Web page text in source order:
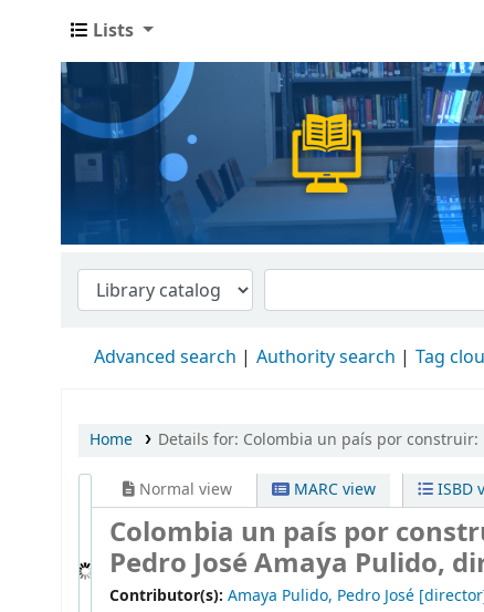
Lists
Advanced search Authority search Tag
Home Details for: Colombia un país por construir:
Normal view MARC view ISBD
Colombia un país por
Pedro José Amaya Pulido,
Contributor(s): Amaya Pulido, Pedro José